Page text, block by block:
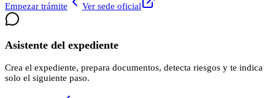
Empezar trámite Ver sede oficial
Asistente del expediente
Crea el expediente, prepara documentos, detecta riesgos y te indica
solo el siguiente paso.